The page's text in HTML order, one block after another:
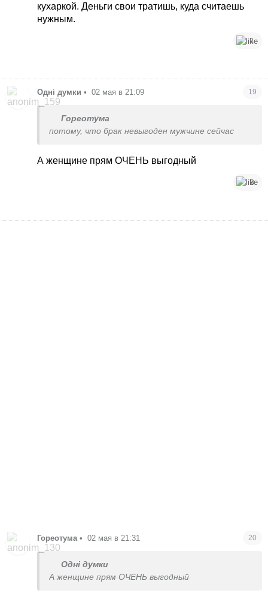
кухаркой. Деньги свои тратишь, куда считаешь
нужным.
1
Одні думки • 02 мая в 21:09 19
Гореотума
потому, что брак невыгоден мужчине сейчас
А женщине прям ОЧЕНЬ выгодный
3
Гореотума • 02 мая в 21:31 20
Одні думки
А женщине прям ОЧЕНЬ выгодный